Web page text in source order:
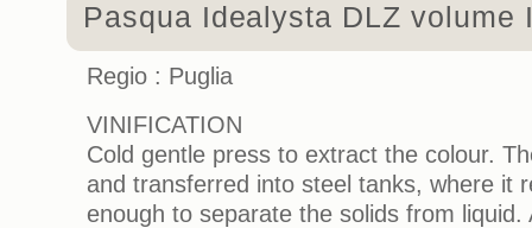
Pasqua Idealysta DLZ volume
Regio : Puglia
VINIFICATION
Cold gentle press to extract the colour.
and transferred into steel tanks, where it
enough to separate the solids from liquid.